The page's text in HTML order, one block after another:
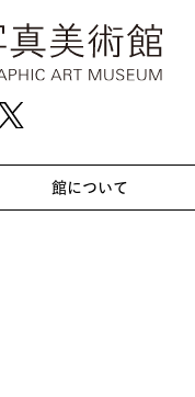
館について